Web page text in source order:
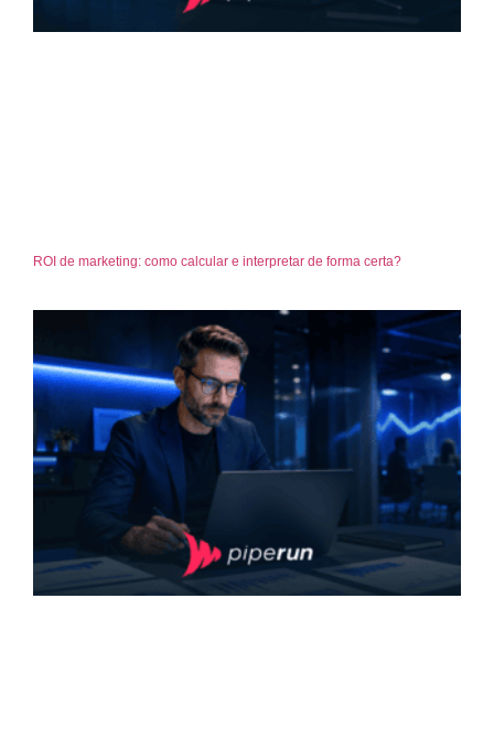
ROI de marketing: como calcular e interpretar de forma certa?